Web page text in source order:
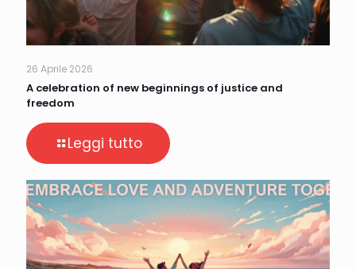
26 Aprile 2026
A celebration of new beginnings of justice and
freedom
Leggi tutto